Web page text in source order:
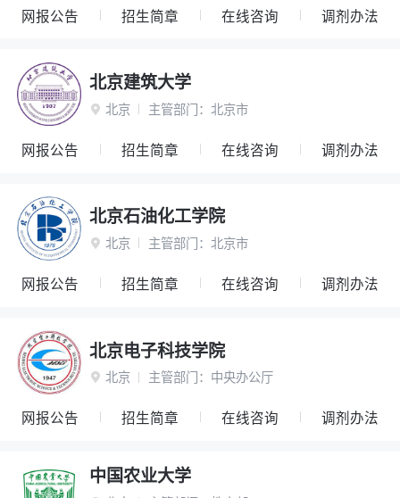
网报公告 招生简章 在线咨询 调剂办法
北京建筑大学
 北京 主管部门： 北京市
网报公告 招生简章 在线咨询 调剂办法
北京石油化工学院
 北京 主管部门： 北京市
网报公告 招生简章 在线咨询 调剂办法
北京电子科技学院
 北京 主管部门： 中央办公厅
网报公告 招生简章 在线咨询 调剂办法
中国农业大学